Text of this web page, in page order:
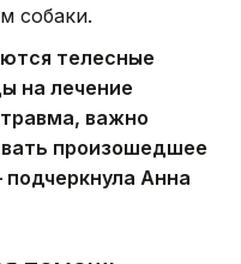
собаки.
телесные
на лечение
важно
произошедшее
Анна